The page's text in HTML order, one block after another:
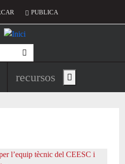
del compte d'usuari
PUBLICA
principal de
recursos Show main menu